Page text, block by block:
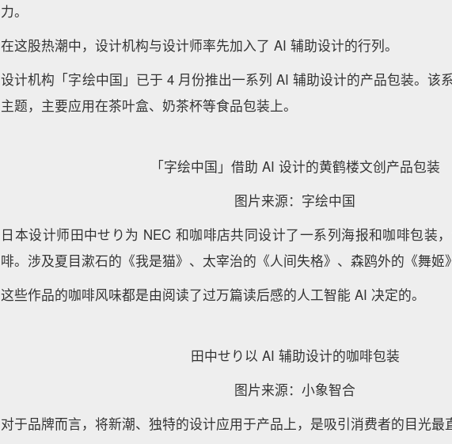
力。
在这股热潮中，设计机构与设计师率先加入了 AI 辅助设计的行列。
设计机构「字绘中国」已于 4 月份推出一系列 AI 辅助设计的产品包装。该
主题，主要应用在茶叶盒、奶茶杯等食品包装上。
「字绘中国」借助 AI 设计的黄鹤楼文创产品包装
图片来源：字绘中国
日本设计师田中せり为 NEC 和咖啡店共同设计了一系列海报和咖啡包装
啡。涉及夏目漱石的《我是猫》、太宰治的《人间失格》、森鸥外的《舞姬
这些作品的咖啡风味都是由阅读了过万篇读后感的人工智能 AI 决定的。
田中せり以 AI 辅助设计的咖啡包装
图片来源：小象智合
对于品牌而言，将新潮、独特的设计应用于产品上，是吸引消费者的目光最